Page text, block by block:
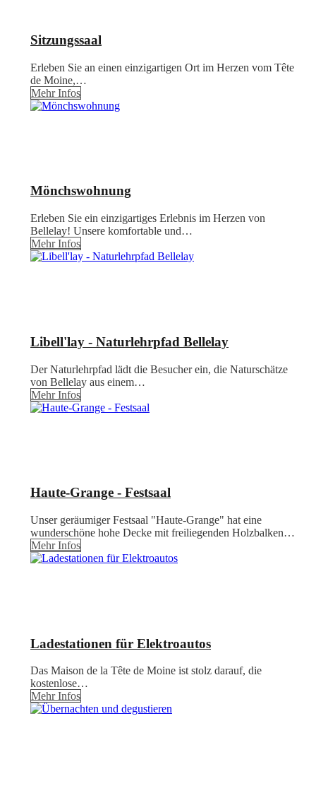
Sitzungssaal
Erleben Sie an einen einzigartigen Ort im Herzen vom Tête
de Moine,…
Mehr Infos
Mönchswohnung
Erleben Sie ein einzigartiges Erlebnis im Herzen von
Bellelay! Unsere komfortable und…
Mehr Infos
Libell'lay - Naturlehrpfad Bellelay
Der Naturlehrpfad lädt die Besucher ein, die Naturschätze
von Bellelay aus einem…
Mehr Infos
Haute-Grange - Festsaal
Unser geräumiger Festsaal "Haute-Grange" hat eine
wunderschöne hohe Decke mit freiliegenden Holzbalken…
Mehr Infos
Ladestationen für Elektroautos
Das Maison de la Tête de Moine ist stolz darauf, die
kostenlose…
Mehr Infos